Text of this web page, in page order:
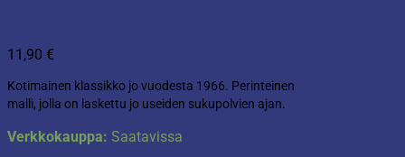
11,90 €
Kotimainen klassikko jo vuodesta 1966. Perinteinen
malli, jolla on laskettu jo useiden sukupolvien ajan.
Verkkokauppa: Saatavissa